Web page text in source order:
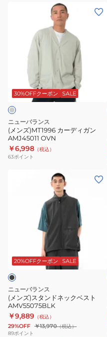
ズ)MT1996
ガ
ン
AMJ45011
OVN
30%OFFクーポン SALE
ニューバランス
(メンズ)MT1996 カーディガン
AMJ45011 OVN
￥6,998 （税込）
63ポイント
グ
レ
ー
ネ
ッ
ク
ベ
ス
ト
AMV55075BLK
20%OFFクーポン SALE
ニューバランス
(メンズ)スタンドネックベスト
AMV55075BLK
￥9,889 （税込）
29%OFF ￥13,970（税込）
89ポイント
ネ
イ
ビ
ー